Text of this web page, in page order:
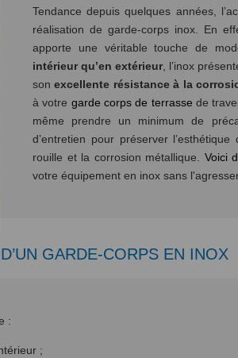
Tendance depuis quelques années,
réalisation de garde-corps inox. En
apporte une véritable touche de
intérieur qu’en extérieur, l’inox
sonexcellente résistance à la
à votre garde corps de terrasse de
même prendre un minimum de
d’entretien pour préserver
rouille et la corrosion métallique. Voici
votre équipement en inox sans
GARDE-CORPS EN INOX
:
;